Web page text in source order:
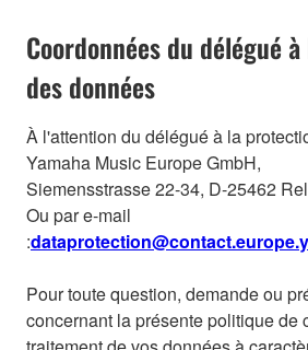
Coordonnées du délégué
des données
À l'attention du délégué à la
Yamaha Music Europe GmbH,
Siemensstrasse 22-34, D-25462
Ou par e-mail
:
Pour toute question, demande ou
concernant la présente politique de